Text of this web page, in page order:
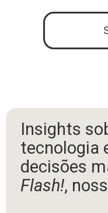
Insights
tecnologia
decisões
Flash!,